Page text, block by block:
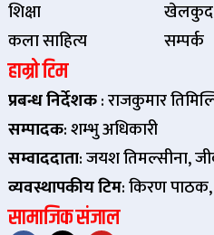
शिक्षा
कला साहित्य
खेलकुद
सम्पर्क
हाम्रो टिम
प्रबन्ध निर्देशक: राजकुमार
सम्पादक: शम्भु अधिकारी
सम्वाददाता: जयश तिमल्सीना,
व्यवस्थापकीय टिम: किरण पाठक,
सामाजिक संजाल